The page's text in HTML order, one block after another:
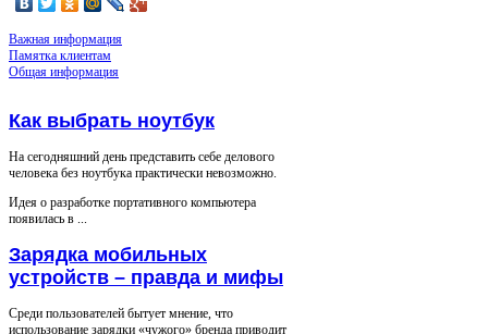
Важная информация
Памятка клиентам
Общая информация
Как выбрать ноутбук
На сегодняшний день представить себе делового
человека без ноутбука практически невозможно.
Идея о разработке портативного компьютера
появилась в ...
Зарядка мобильных
устройств – правда и мифы
Среди пользователей бытует мнение, что
использование зарядки «чужого» бренда приводит